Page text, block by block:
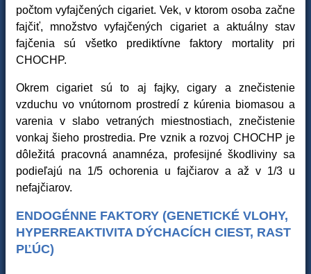
počtom vyfajčených cigariet. Vek, v ktorom osoba začne
fajčiť, množstvo vyfajčených cigariet a aktuálny stav
fajčenia sú všetko prediktívne faktory mortality pri
CHOCHP.
Okrem cigariet sú to aj fajky, cigary a znečistenie
vzduchu vo vnútornom prostredí z kúrenia biomasou a
varenia v slabo vetraných miestnostiach, znečistenie
vonkaj šieho prostredia. Pre vznik a rozvoj CHOCHP je
dôležitá pracovná anamnéza, profesijné škodliviny sa
podieľajú na 1/5 ochorenia u fajčiarov a až v 1/3 u
nefajčiarov.
ENDOGÉNNE FAKTORY (GENETICKÉ VLOHY,
HYPERREAKTIVITA DÝCHACÍCH CIEST, RAST
PĽÚC)